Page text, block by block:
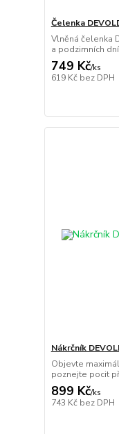
Čelenka
Vlněná čelenka
a podzimních
749 Kč/ks
619 Kč bez DPH
Nákrčník
Objevte
poznejte pocit
899 Kč/ks
743 Kč bez DPH